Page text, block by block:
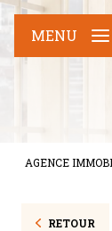
MENU
AGENCE
RETOUR